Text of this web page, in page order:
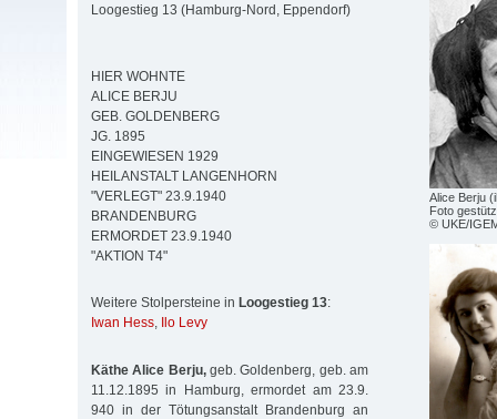
Alice Berju
Foto
© UKE/
Loogestieg 13 (Hamburg-Nord, Eppendorf)
HIER WOHNTE
ALICE BERJU
GEB. GOLDENBERG
JG. 1895
EINGEWIESEN 1929
HEILANSTALT LANGENHORN
"VERLEGT" 23.9.1940
BRANDENBURG
ERMORDET 23.9.1940
"AKTION T4"
Weitere Stolpersteine in Loogestieg 13:
Iwan Hess, Ilo Levy
Käthe Alice Berju,geb. Goldenberg, geb. am
11.12.1895 in Hamburg, ermordet am 23.9.
940 in der Tötungsanstalt Brandenburg an